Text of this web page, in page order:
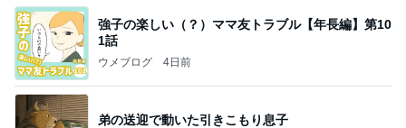
強子の楽しい（？）ママ友トラブル【年長編】第10
1話
ウメブログ 4日前
弟の送迎で動いた引きこもり息子